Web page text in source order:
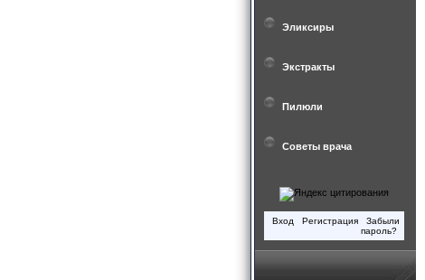
Эликсиры
Экстракты
Пилюли
Советы врача
Вход Регистрация
Забыли
пароль?